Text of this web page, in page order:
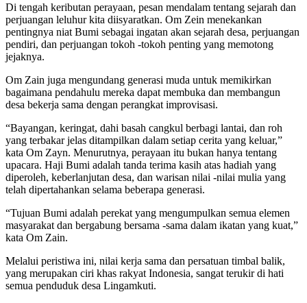
Di tengah keributan perayaan, pesan mendalam tentang sejarah dan
perjuangan leluhur kita diisyaratkan. Om Zein menekankan
pentingnya niat Bumi sebagai ingatan akan sejarah desa, perjuangan
pendiri, dan perjuangan tokoh -tokoh penting yang memotong
jejaknya.
Om Zain juga mengundang generasi muda untuk memikirkan
bagaimana pendahulu mereka dapat membuka dan membangun
desa bekerja sama dengan perangkat improvisasi.
“Bayangan, keringat, dahi basah cangkul berbagi lantai, dan roh
yang terbakar jelas ditampilkan dalam setiap cerita yang keluar,”
kata Om Zayn. Menurutnya, perayaan itu bukan hanya tentang
upacara. Haji Bumi adalah tanda terima kasih atas hadiah yang
diperoleh, keberlanjutan desa, dan warisan nilai -nilai mulia yang
telah dipertahankan selama beberapa generasi.
“Tujuan Bumi adalah perekat yang mengumpulkan semua elemen
masyarakat dan bergabung bersama -sama dalam ikatan yang kuat,”
kata Om Zain.
Melalui peristiwa ini, nilai kerja sama dan persatuan timbal balik,
yang merupakan ciri khas rakyat Indonesia, sangat terukir di hati
semua penduduk desa Lingamkuti.